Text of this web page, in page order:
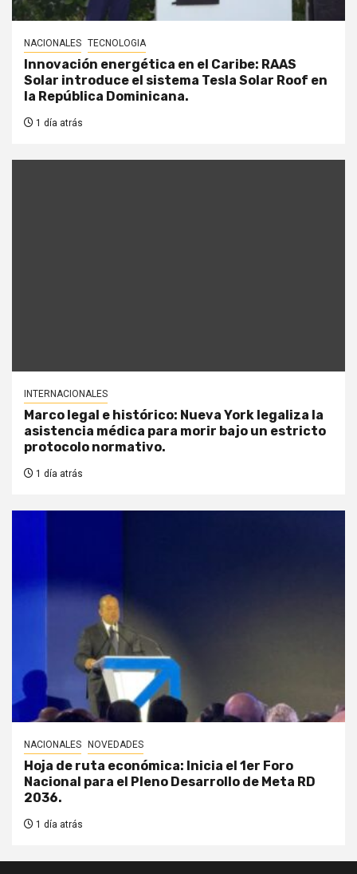
NACIONALES TECNOLOGIA
Innovación energética en el Caribe: RAAS
Solar introduce el sistema Tesla Solar Roof en
la República Dominicana.
1 día atrás
INTERNACIONALES
Marco legal e histórico: Nueva York legaliza la
asistencia médica para morir bajo un estricto
protocolo normativo.
1 día atrás
NACIONALES NOVEDADES
Hoja de ruta económica: Inicia el 1er Foro
Nacional para el Pleno Desarrollo de Meta RD
2036.
1 día atrás